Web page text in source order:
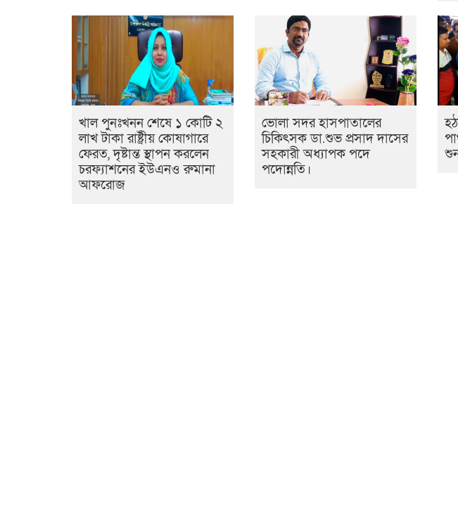
খাল পুনঃখনন শেষে ১ কোটি ২
লাখ টাকা রাষ্ট্রীয় কোষাগারে
ফেরত, দৃষ্টান্ত স্থাপন করলেন
চরফ্যাশনের ইউএনও রুমানা
আফরোজ
ভোলা সদর হাসপাতালের
চিকিৎসক ডা.শুভ প্রসাদ দাসের
সহকারী অধ্যাপক পদে
পদোন্নতি।